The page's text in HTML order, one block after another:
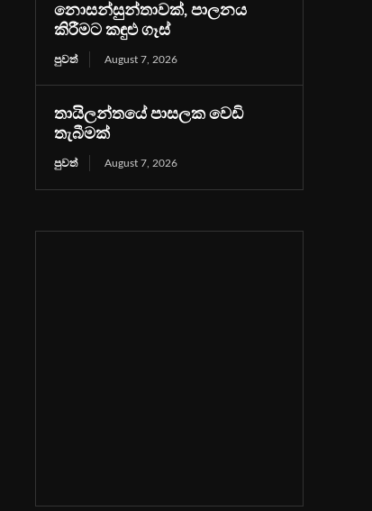
නොසන්සුන්තාවක්, පාලනය
කිරීමට කඳුළු ගෑස්
පුවත් August 7, 2026
තායිලන්තයේ පාසලක වෙඩි
තැබීමක්
පුවත් August 7, 2026